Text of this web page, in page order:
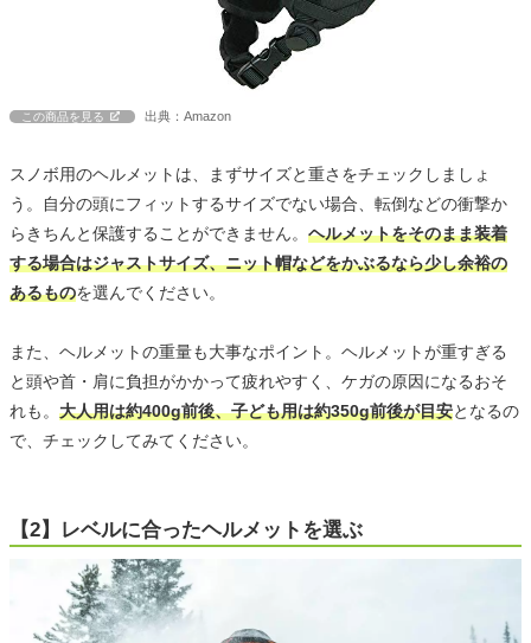
この商品を見る 出典：Amazon
スノボ用のヘルメットは、まずサイズと重さをチェックしましょ
う。自分の頭にフィットするサイズでない場合、転倒などの衝撃か
らきちんと保護することができません。 ヘルメットをそのまま装着
する場合はジャストサイズ、ニット帽などをかぶるなら少し余裕の
あるものを選んでください。
また、ヘルメットの重量も大事なポイント。ヘルメットが重すぎる
と頭や首・肩に負担がかかって疲れやすく、ケガの原因になるおそ
れも。 大人用は約400g前後、子ども用は約350g前後が目安となるの
で、チェックしてみてください。
【2】レベルに合ったヘルメットを選ぶ